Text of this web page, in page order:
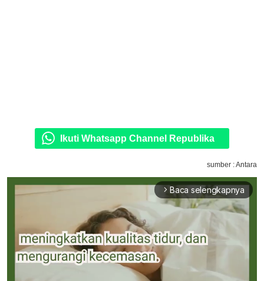
Ikuti Whatsapp Channel Republika
sumber : Antara
arrow_forward_ios Baca selengkapnya